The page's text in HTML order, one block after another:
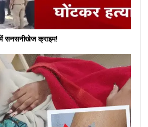
में सनसनीखेज क्राइम!